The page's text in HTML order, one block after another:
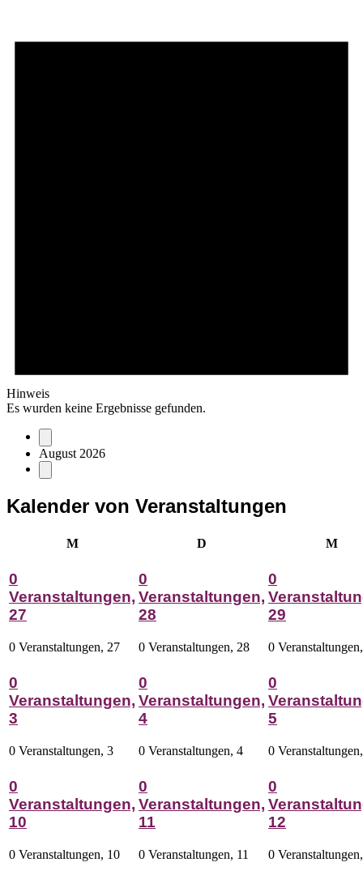
Hinweis
Es wurden keine Ergebnisse gefunden.
August 2026
Kalender von Veranstaltungen
MMontag D M
0
Veranstaltungen,
27
0 Veranstaltungen, 27
0
Veranstaltungen,
28
0 Veranstaltungen, 28
0
29
0
0
Veranstaltungen,
3
0 Veranstaltungen, 3
0
Veranstaltungen,
4
0 Veranstaltungen, 4
0
5
0
0
Veranstaltungen,
10
0 Veranstaltungen, 10
0
Veranstaltungen,
11
0 Veranstaltungen, 11
0
12
0